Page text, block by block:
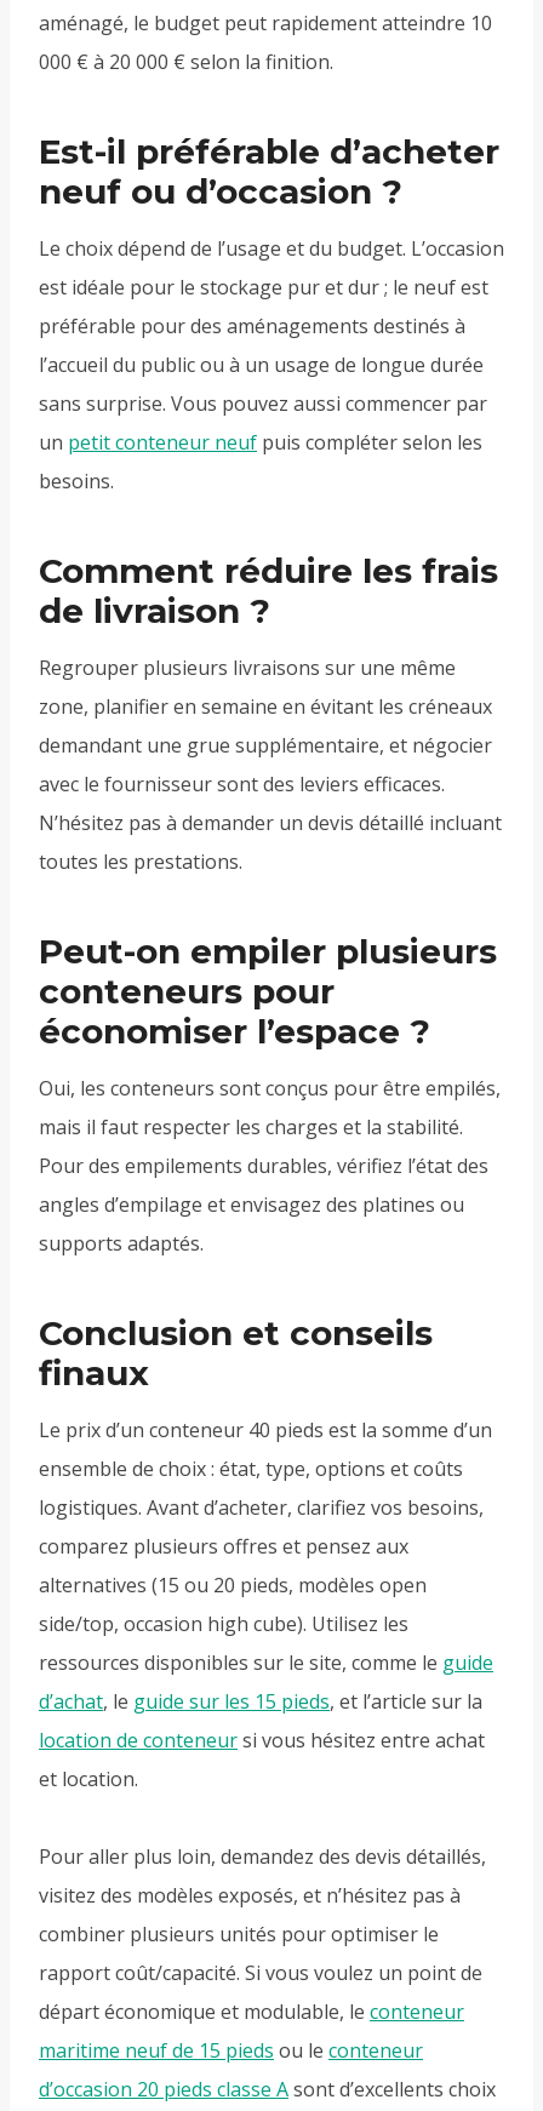
aménagé, le budget peut rapidement atteindre 10
000 € à 20 000 € selon la finition.
Est-il préférable d’acheter
neuf ou d’occasion ?
Le choix dépend de l’usage et du budget. L’occasion
est idéale pour le stockage pur et dur ; le neuf est
préférable pour des aménagements destinés à
l’accueil du public ou à un usage de longue durée
sans surprise. Vous pouvez aussi commencer par
un petit conteneur neuf puis compléter selon les
besoins.
Comment réduire les frais
de livraison ?
Regrouper plusieurs livraisons sur une même
zone, planifier en semaine en évitant les créneaux
demandant une grue supplémentaire, et négocier
avec le fournisseur sont des leviers efficaces.
N’hésitez pas à demander un devis détaillé incluant
toutes les prestations.
Peut-on empiler plusieurs
conteneurs pour
économiser l’espace ?
Oui, les conteneurs sont conçus pour être empilés,
mais il faut respecter les charges et la stabilité.
Pour des empilements durables, vérifiez l’état des
angles d’empilage et envisagez des platines ou
supports adaptés.
Conclusion et conseils
finaux
Le prix d’un conteneur 40 pieds est la somme d’un
ensemble de choix : état, type, options et coûts
logistiques. Avant d’acheter, clarifiez vos besoins,
comparez plusieurs offres et pensez aux
alternatives (15 ou 20 pieds, modèles open
side/top, occasion high cube). Utilisez les
ressources disponibles sur le site, comme le guide
d’achat, le guide sur les 15 pieds, et l’article sur la
location de conteneursi vous hésitez entre achat
et location.
Pour aller plus loin, demandez des devis détaillés,
visitez des modèles exposés, et n’hésitez pas à
combiner plusieurs unités pour optimiser le
rapport coût/capacité. Si vous voulez un point de
départ économique et modulable, le conteneur
maritime neuf de 15 pieds ou le conteneur
d’occasion 20 pieds classe Asont d’excellents choix